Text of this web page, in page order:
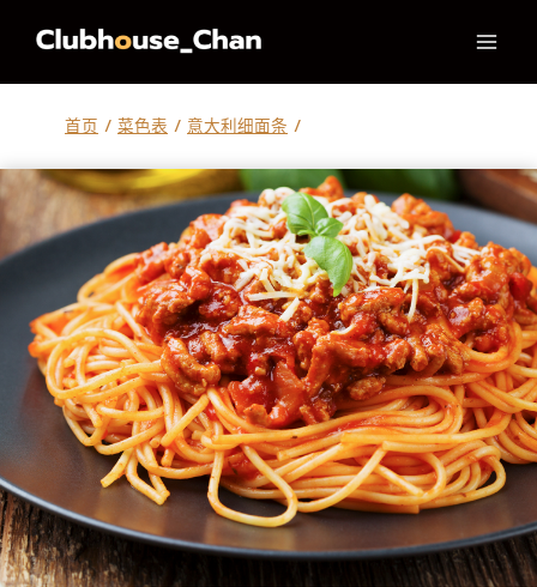
首页 / 菜色表 / 意大利细面条 /